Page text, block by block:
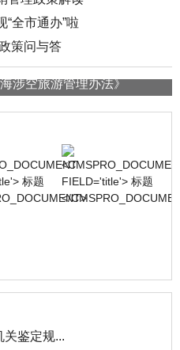
全市通办”啦
策问与答
涉空旅游管理办法》
关鉴定规...